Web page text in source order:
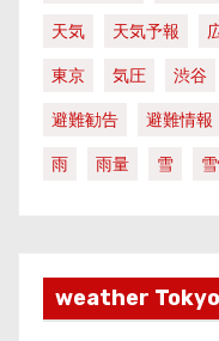
天気
天気予報
東京
気圧 渋谷
避難勧告
避難情報
雨
雨量 雪
weather Tokyo